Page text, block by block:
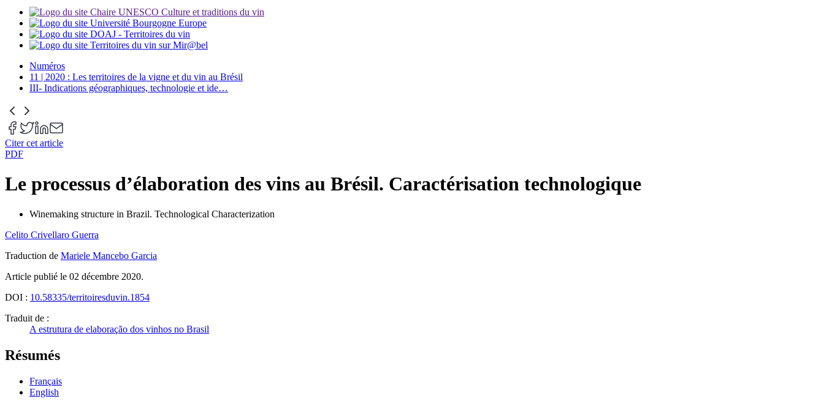
Numéros
11 | 2020 : Les territoires de la vigne et du vin au Brésil
III- Indications géographiques, technologie et ide…
Citer cet article
PDF
Le processus d’élaboration des vins au Brésil. Caractérisation technologique
Winemaking structure in Brazil. Technological Characterization
Celito Crivellaro Guerra
Traduction de Mariele Mancebo Garcia
Article publié le 02 décembre 2020.
DOI : 10.58335/territoiresduvin.1854
Traduit de :
A estrutura de elaboração dos vinhos no Brasil
Résumés
Français
English